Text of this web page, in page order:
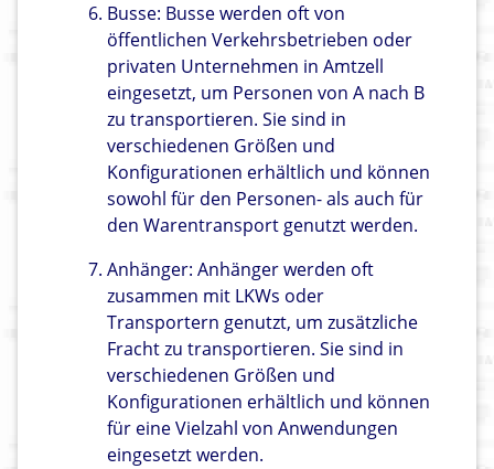
Busse: Busse werden oft von
öffentlichen Verkehrsbetrieben oder
privaten Unternehmen in Amtzell
eingesetzt, um Personen von A nach B
zu transportieren. Sie sind in
verschiedenen Größen und
Konfigurationen erhältlich und können
sowohl für den Personen- als auch für
den Warentransport genutzt werden.
Anhänger: Anhänger werden oft
zusammen mit LKWs oder
Transportern genutzt, um zusätzliche
Fracht zu transportieren. Sie sind in
verschiedenen Größen und
Konfigurationen erhältlich und können
für eine Vielzahl von Anwendungen
eingesetzt werden.